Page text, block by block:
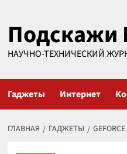
содержимому
Подскажи
НАУЧНО-ТЕХНИЧЕСКИЙ
Гаджеты Интернет
ГЛАВНАЯ ГАДЖЕТЫ